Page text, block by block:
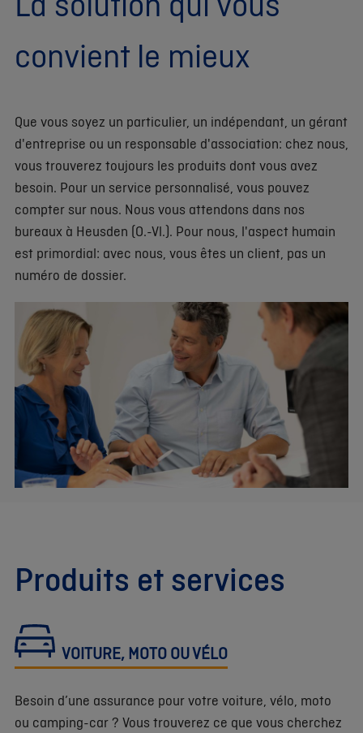
convient le mieux
Que vous soyez un particulier, un indépendant, un gérant
d'entreprise ou un responsable d'association: chez nous,
vous trouverez toujours les produits dont vous avez
besoin. Pour un service personnalisé, vous pouvez
compter sur nous. Nous vous attendons dans nos
bureaux à Heusden (O.-Vl.). Pour nous, l'aspect humain
est primordial: avec nous, vous êtes un client, pas un
numéro de dossier.
Produits et services
VOITURE, MOTO OU VÉLO
Besoin d’une assurance pour votre voiture, vélo, moto
ou camping-car ? Vous trouverez ce que vous cherchez